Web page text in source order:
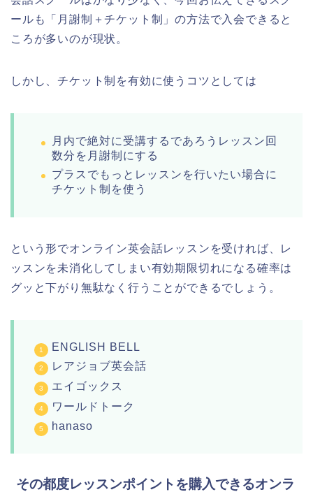
ールも「月謝制＋チケット制」の方法で入会できると
ころが多いのが現状。
しかし、チケット制を有効に使うコツとしては
月内で絶対に受講するであろうレッスン回
数分を月謝制にする
プラスでもっとレッスンを行いたい場合に
チケット制を使う
という形でオンライン英会話レッスンを受ければ、レ
ッスンを未消化してしまい有効期限切れになる確率は
グッと下がり無駄なく行うことができるでしょう。
ENGLISH BELL
レアジョブ英会話
エイゴックス
ワールドトーク
hanaso
その都度レッスンポイントを購入できるオンラ